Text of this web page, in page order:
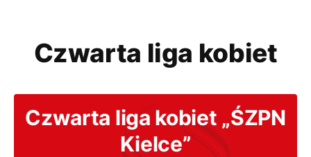
Czwarta liga kobiet
Czwarta liga kobiet „ŚZPN
Kielce”